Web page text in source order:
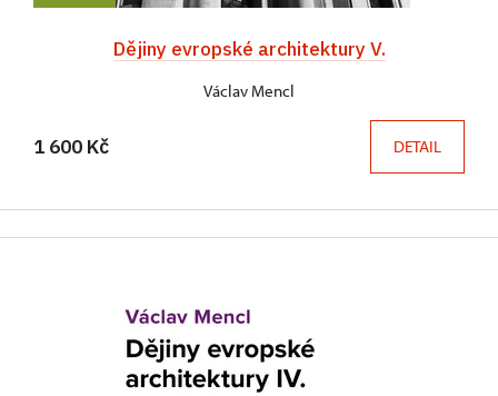
Dějiny evropské architektury V.
Václav Mencl
1 600 Kč DETAIL